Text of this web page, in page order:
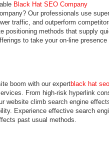
Black Hat SEO Company
Our professionals use
traffic, and outperform
positioning methods that supply
to take your on-line
boom with our expertblack hat
From high-risk hyperlink
website climb search engine
Experience effective search
past usual methods.